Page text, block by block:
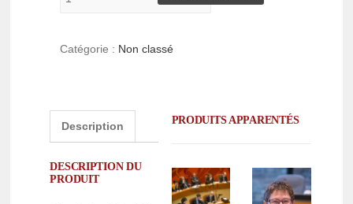
Catégorie : Non classé
Description
DESCRIPTION DU
PRODUIT
PRODUITS APPARENTÉS